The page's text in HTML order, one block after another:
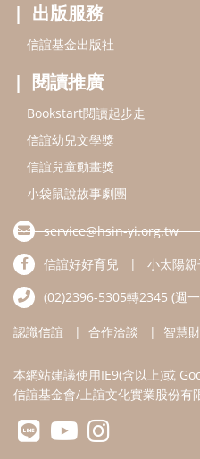
出版服務
信誼基金出版社
閱讀推廣
Bookstart閱讀起步走
信誼幼兒文學獎
信誼兒童動畫獎
小袋鼠說故事劇團
service@hsin-yi.org.tw
信誼好好育兒
小太陽
(02)2396-5305轉2345 (週
認識信誼 合作洽談 智慧
本網站建議使用IE9(含以上)或
信誼基金會/上誼文化實業股份有